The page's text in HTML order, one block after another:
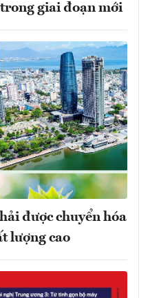
giai đoạn mới
được chuyển hóa
lượng cao